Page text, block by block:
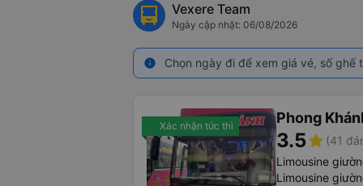
Vexere Team
Ngày cập nhật: 06/08/2026
info Chọn ngày đi để xem giá vé, số
Xác nhận tức thì Phong
3.5star (41
Limousine
Limousine